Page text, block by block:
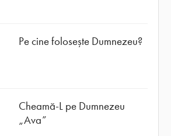
Pe cine folosește Dumnezeu?
Cheamă-L pe Dumnezeu
„Ava”